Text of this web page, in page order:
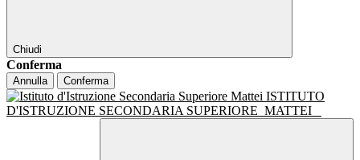
Chiudi
Conferma
Annulla Conferma
ISTITUTO
D'ISTRUZIONE SECONDARIA SUPERIORE MATTEI